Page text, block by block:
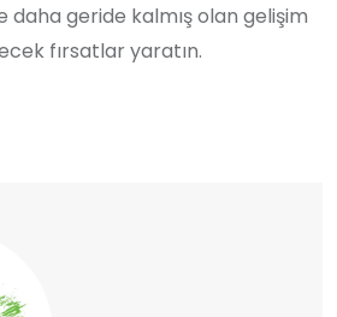
daha geride kalmış olan gelişim
fırsatlar yaratın.